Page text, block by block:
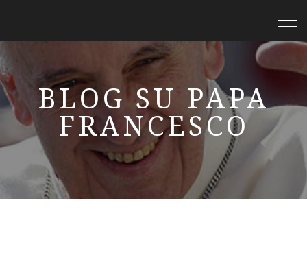
BLOG SU PAPA
FRANCESCO